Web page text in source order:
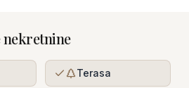
Terasa